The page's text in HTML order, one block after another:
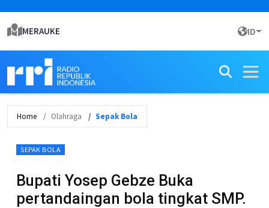
MERAUKE ID
Home Olahraga Sepak Bola
SEPAK BOLA
Bupati Yosep Gebze Buka
pertandaingan bola tingkat SMP.